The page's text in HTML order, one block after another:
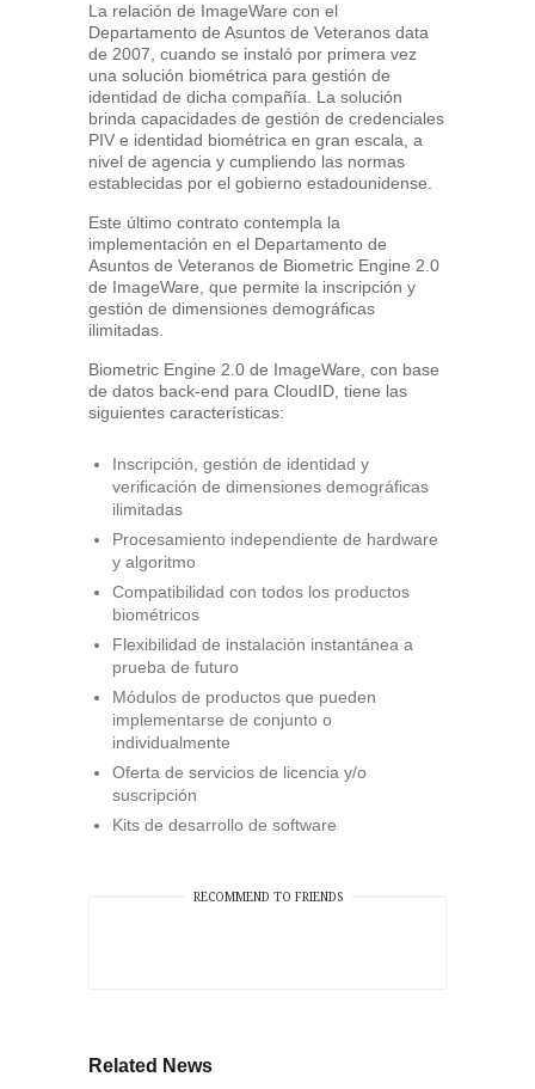
La relación de ImageWare con el
Departamento de Asuntos de Veteranos data
de 2007, cuando se instaló por primera vez
una solución biométrica para gestión de
identidad de dicha compañía. La solución
brinda capacidades de gestión de credenciales
PIV e identidad biométrica en gran escala, a
nivel de agencia y cumpliendo las normas
establecidas por el gobierno estadounidense.
Este último contrato contempla la
implementación en el Departamento de
Asuntos de Veteranos de Biometric Engine 2.0
de ImageWare, que permite la inscripción y
gestión de dimensiones demográficas
ilimitadas.
Biometric Engine 2.0 de ImageWare, con base
de datos back-end para CloudID, tiene las
siguientes características:
Inscripción, gestión de identidad y
verificación de dimensiones demográficas
ilimitadas
Procesamiento independiente de hardware
y algoritmo
Compatibilidad con todos los productos
biométricos
Flexibilidad de instalación instantánea a
prueba de futuro
Módulos de productos que pueden
implementarse de conjunto o
individualmente
Oferta de servicios de licencia y/o
suscripción
Kits de desarrollo de software
RECOMMEND TO FRIENDS
Related News